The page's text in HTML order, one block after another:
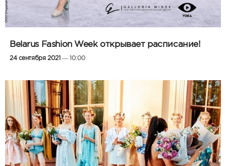
Belarus Fashion Week открывает расписание!
24 сентября 2021 — 10:00